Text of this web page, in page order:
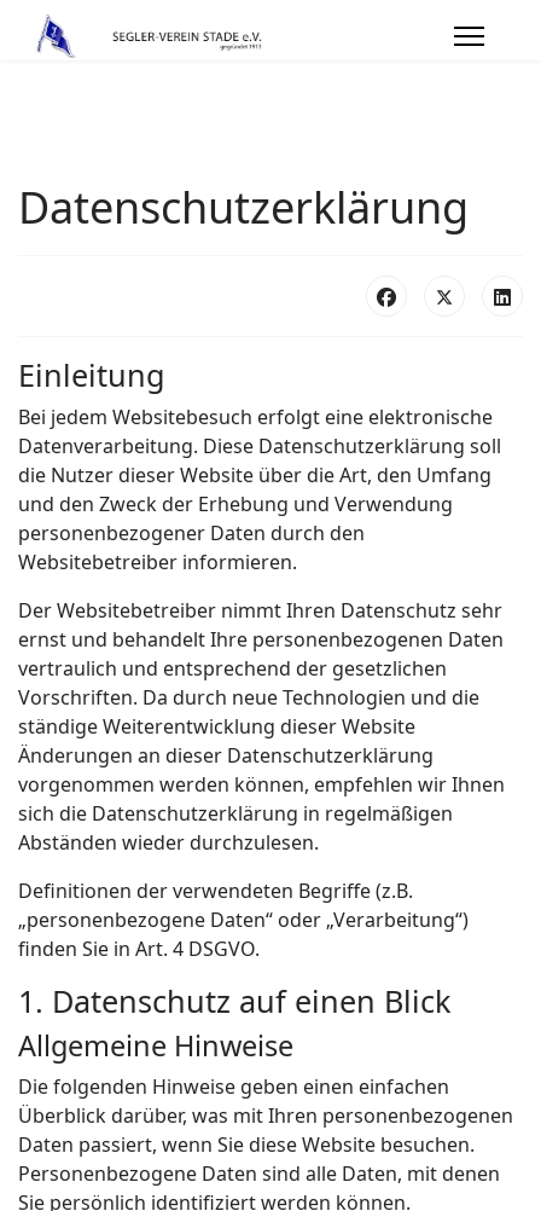
Datenschutzerklärung
Einleitung
Bei jedem Websitebesuch erfolgt eine elektronische
Datenverarbeitung. Diese Datenschutzerklärung soll
die Nutzer dieser Website über die Art, den Umfang
und den Zweck der Erhebung und Verwendung
personenbezogener Daten durch den
Websitebetreiber informieren.
Der Websitebetreiber nimmt Ihren Datenschutz sehr
ernst und behandelt Ihre personenbezogenen Daten
vertraulich und entsprechend der gesetzlichen
Vorschriften. Da durch neue Technologien und die
ständige Weiterentwicklung dieser Website
Änderungen an dieser Datenschutzerklärung
vorgenommen werden können, empfehlen wir Ihnen
sich die Datenschutzerklärung in regelmäßigen
Abständen wieder durchzulesen.
Definitionen der verwendeten Begriffe (z.B.
„personenbezogene Daten“ oder „Verarbeitung“)
finden Sie in Art. 4 DSGVO.
1. Datenschutz auf einen Blick
Allgemeine Hinweise
Die folgenden Hinweise geben einen einfachen
Überblick darüber, was mit Ihren personenbezogenen
Daten passiert, wenn Sie diese Website besuchen.
Personenbezogene Daten sind alle Daten, mit denen
Sie persönlich identifiziert werden können.